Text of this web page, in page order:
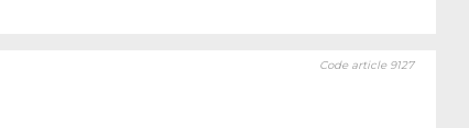
Code article 9127